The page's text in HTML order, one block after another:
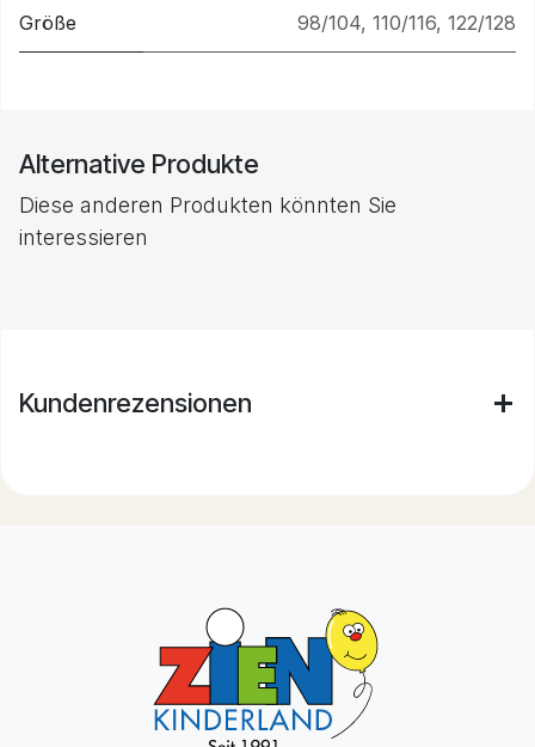
Größe 98/104, 110/116, 122/128
Alternative Produkte
Diese anderen Produkten könnten Sie
interessieren
Kundenrezensionen